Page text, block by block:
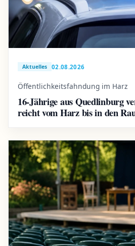
Aktuelles 02.08.2026
Öffentlichkeitsfahndung im Harz
16-Jährige aus Quedlinburg
reicht vom Harz bis in den